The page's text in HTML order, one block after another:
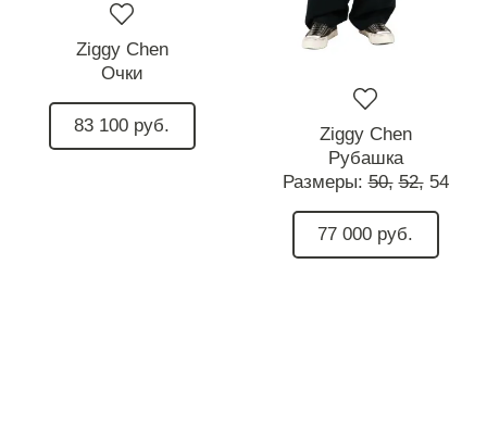
Ziggy Chen
Очки
83 100 руб.
Ziggy Chen
Рубашка
Размеры:50, 52, 54
77 000 руб.